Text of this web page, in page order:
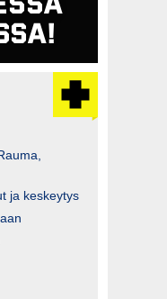
ja keskeytys